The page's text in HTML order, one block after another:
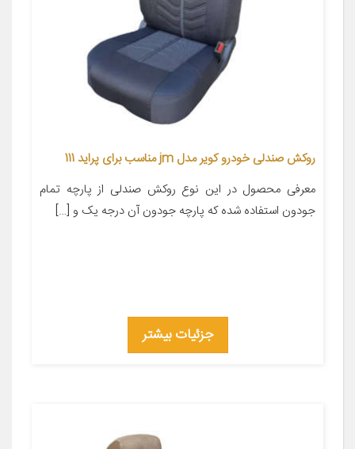
روکش صندلی خودرو کویر مدل jm مناسب برای پراید 111
معرفی محصول در این نوع روکش صندلی از پارچه تمام
جودون استفاده شده که پارچه جودون آن درجه یک و […]
جزئیات بیشتر